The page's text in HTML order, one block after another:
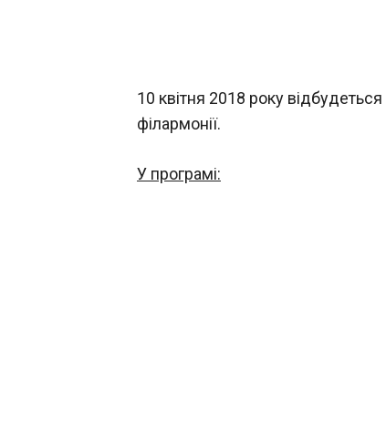
10 квітня 2018 року відбудеться
філармонії.
У програмі: